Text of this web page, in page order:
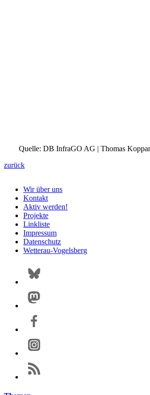
Quelle: DB InfraGO AG | Thomas
zurück
Wir über uns
Kontakt
Aktiv werden!
Projekte
Linkliste
Impressum
Datenschutz
Wetterau-Vogelsberg